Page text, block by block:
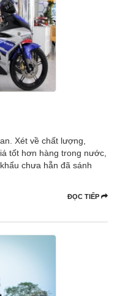
Xét về chất lượng,
tốt hơn hàng trong nước,
chưa hẵn đã sánh
ĐỌC TIẾP